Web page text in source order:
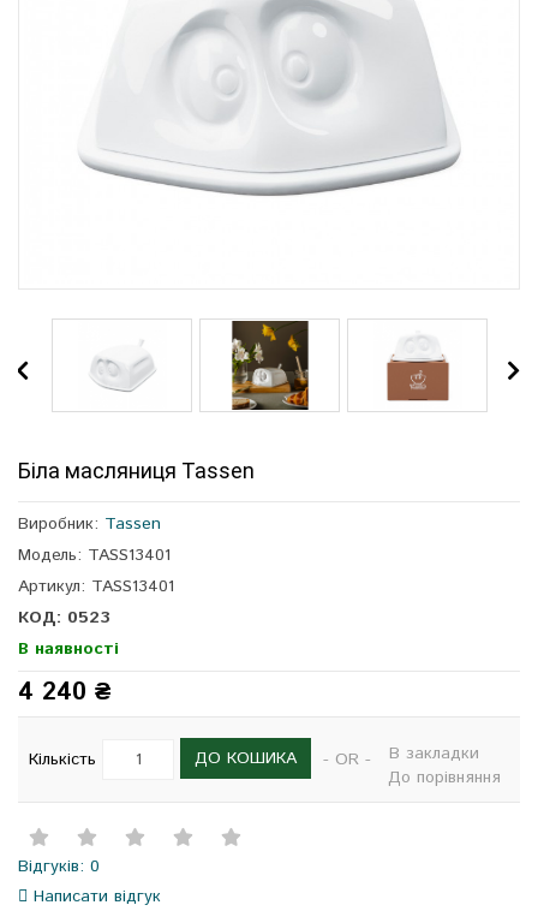
Біла масляниця Tassen
Виробник: Tassen
Модель: TASS13401
Артикул: TASS13401
КОД: 0523
В наявності
4 240 ₴
Кількість ДО КОШИКА - OR -
В закладки
До порівняння
Відгуків: 0
Написати відгук